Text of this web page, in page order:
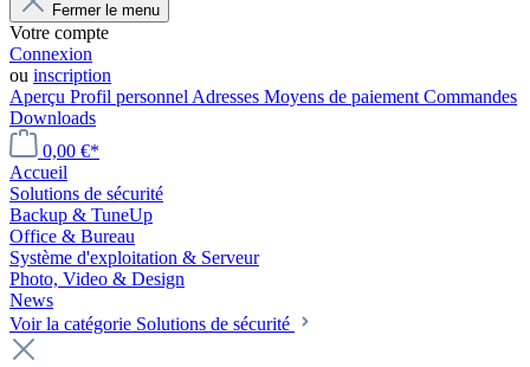
Fermer le menu
Votre compte
Connexion
ou inscription
Aperçu Profil personnel Adresses Moyens de paiement Commandes
Downloads
0,00 €*
Accueil
Solutions de sécurité
Backup & TuneUp
Office & Bureau
Système d'exploitation & Serveur
Photo, Video & Design
News
Voir la catégorie Solutions de sécurité